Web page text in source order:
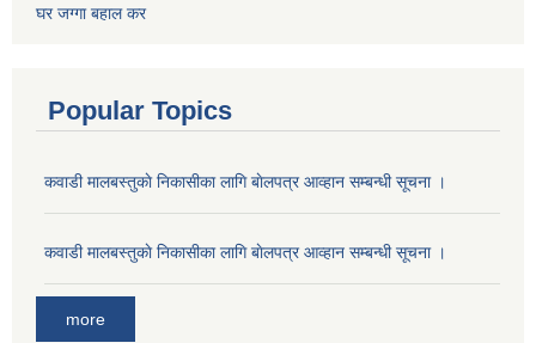
घर जग्गा बहाल कर
Popular Topics
कवाडी मालबस्तुकाे निकासीका लागि बाेलपत्र आव्हान सम्बन्धी सूचना ।
कवाडी मालबस्तुकाे निकासीका लागि बाेलपत्र आव्हान सम्बन्धी सूचना ।
more